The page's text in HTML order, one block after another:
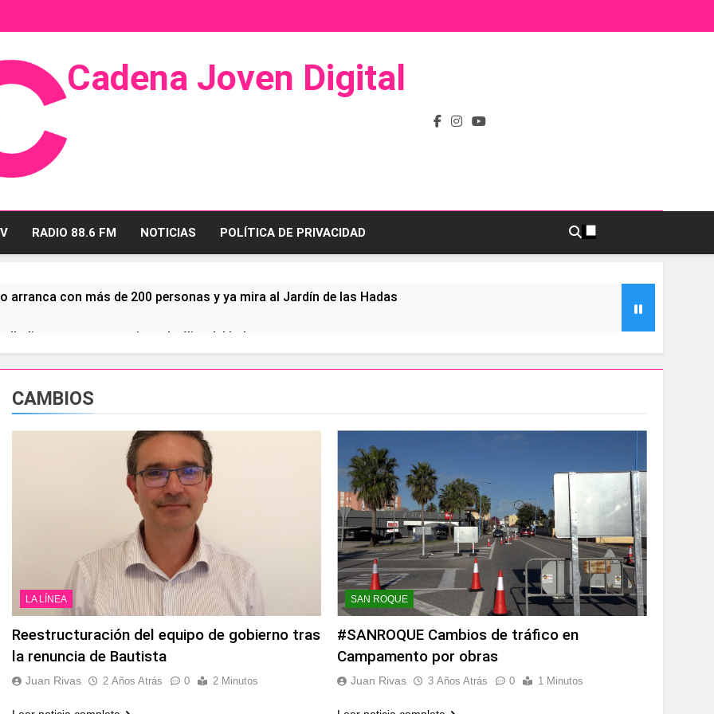
Cadena Joven Digital
Radio Y Televisión
RADIO 88.6 FM NOTICIAS POLÍTICA DE PRIVACIDAD
arranca con más de 200 personas y ya mira al Jardín de las Hadas
linense tras conquistar la élite del baloncesto
el circuito nacional de vóley playa tres estrellas y el Campeonato de España sub-19
el Campeonato de Europa de Beach Sprint 2026 con más de 1.200 deportistas de 30 países
lleva a cabo trabajos de mejora y mantenimiento en las zonas infantiles del Parque Feria
2026 echa el cierre con éxito rotundo
y el Banco de Alimentos del Campo de Gibraltar renuevan su convenio de colaboración
despedir la feria. Ojo si vas a Santa Bárbara
por todo lo alto: Antonio José, fuegos artificiales y música hasta el amanecer
CAMBIOS
LA LÍNEA
Reestructuración del equipo de gobierno tras
la renuncia de Bautista
Juan Rivas 2 Años Atrás 0 2 Minutos
SAN ROQUE
#SANROQUE Cambios de tráfico en
Campamento por obras
Juan Rivas 3 Años Atrás 0 1 Minutos